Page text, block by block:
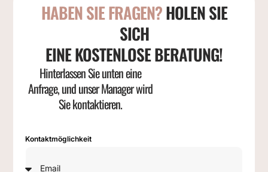
HABEN SIE FRAGEN?HOLEN SIE
SICH
EINE KOSTENLOSE BERATUNG!
Hinterlassen Sie unten eine
Anfrage, und unser Manager wird
Sie kontaktieren.
Kontaktmöglichkeit